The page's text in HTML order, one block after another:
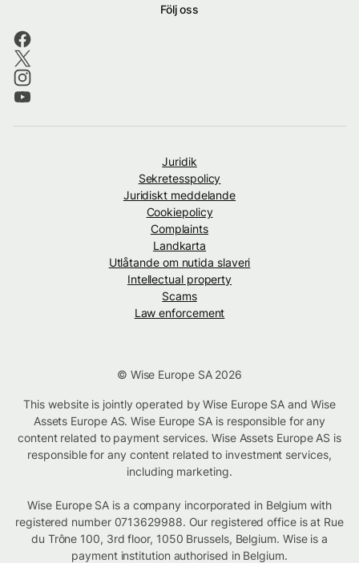
Följ oss
Juridik
Sekretesspolicy
Juridiskt meddelande
Cookiepolicy
Complaints
Landkarta
Utlåtande om nutida slaveri
Intellectual property
Scams
Law enforcement
© Wise Europe SA 2026
This website is jointly operated by Wise Europe SA and Wise
Assets Europe AS. Wise Europe SA is responsible for any
content related to payment services. Wise Assets Europe AS is
responsible for any content related to investment services,
including marketing.
Wise Europe SA is a company incorporated in Belgium with
registered number 0713629988. Our registered office is at Rue
du Trône 100, 3rd floor, 1050 Brussels, Belgium. Wise is a
payment institution authorised in Belgium.